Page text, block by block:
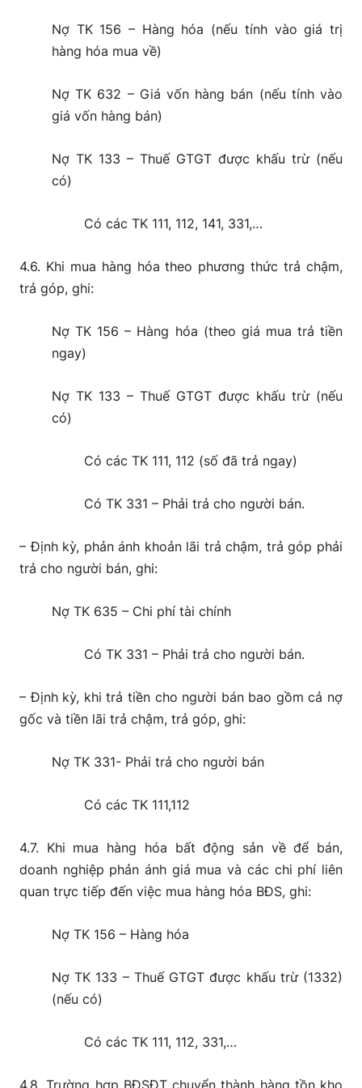
Nợ TK 156 – Hàng hóa (nếu tính vào giá trị
hàng hóa mua về)
Nợ TK 632 – Giá vốn hàng bán (nếu tính vào
giá vốn hàng bán)
Nợ TK 133 – Thuế GTGT được khấu trừ (nếu
có)
Có các TK 111, 112, 141, 331,…
4.6. Khi mua hàng hóa theo phương thức trả chậm,
trả góp, ghi:
Nợ TK 156 – Hàng hóa (theo giá mua trả tiền
ngay)
Nợ TK 133 – Thuế GTGT được khấu trừ (nếu
có)
Có các TK 111, 112 (số đã trả ngay)
Có TK 331 – Phải trả cho người bán.
– Định kỳ, phản ánh khoản lãi trả chậm, trả góp phải
trả cho người bán, ghi:
Nợ TK 635 – Chi phí tài chính
Có TK 331 – Phải trả cho người bán.
– Định kỳ, khi trả tiền cho người bán bao gồm cả nợ
gốc và tiền lãi trả chậm, trả góp, ghi:
Nợ TK 331- Phải trả cho người bán
Có các TK 111,112
4.7. Khi mua hàng hóa bất động sản về để bán,
doanh nghiệp phản ánh giá mua và các chi phí liên
quan trực tiếp đến việc mua hàng hóa BĐS, ghi:
Nợ TK 156 – Hàng hóa
Nợ TK 133 – Thuế GTGT được khấu trừ (1332)
(nếu có)
Có các TK 111, 112, 331,…